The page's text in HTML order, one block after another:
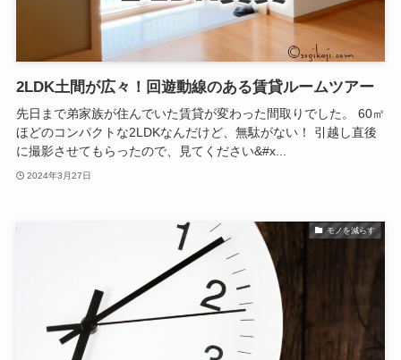
2LDK土間が広々！回遊動線のある賃貸ルームツアー
先日まで弟家族が住んでいた賃貸が変わった間取りでした。 60㎡
ほどのコンパクトな2LDKなんだけど、無駄がない！ 引越し直後
に撮影させてもらったので、見てください&#x...
2024年3月27日
モノを減らす